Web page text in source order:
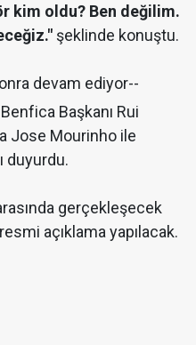
kim oldu? Ben değilim.
şeklinde konuştu.
devam ediyor--
Başkanı Rui
Jose Mourinho ile
duyurdu.
gerçekleşecek
açıklama yapılacak.